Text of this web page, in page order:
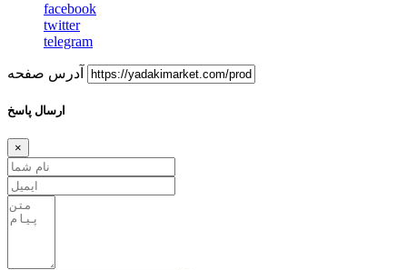
facebook
twitter
telegram
آدرس صفحه
ارسال پاسخ
×